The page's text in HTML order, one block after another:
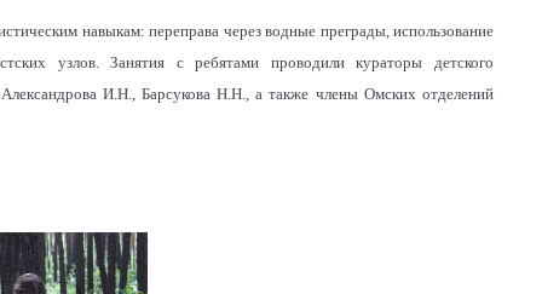
навыкам: переправа через водные преграды, использование
узлов. Занятия с ребятами проводили кураторы детского
И.Н., Барсукова Н.Н., а также члены Омских отделений